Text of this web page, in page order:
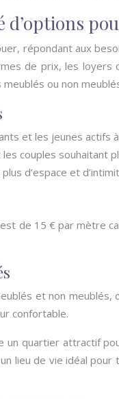
répondant aux
de prix, les
ou non
et les jeunes actifs
couples souhaitant
d’espace et
de 15 € par mètre
et non
confortable.
quartier attractif
lieu de vie idéal